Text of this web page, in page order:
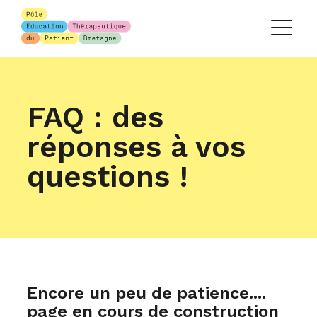
FAQ : des
réponses à vos
questions !
Encore un peu de patience....
page en cours de construction